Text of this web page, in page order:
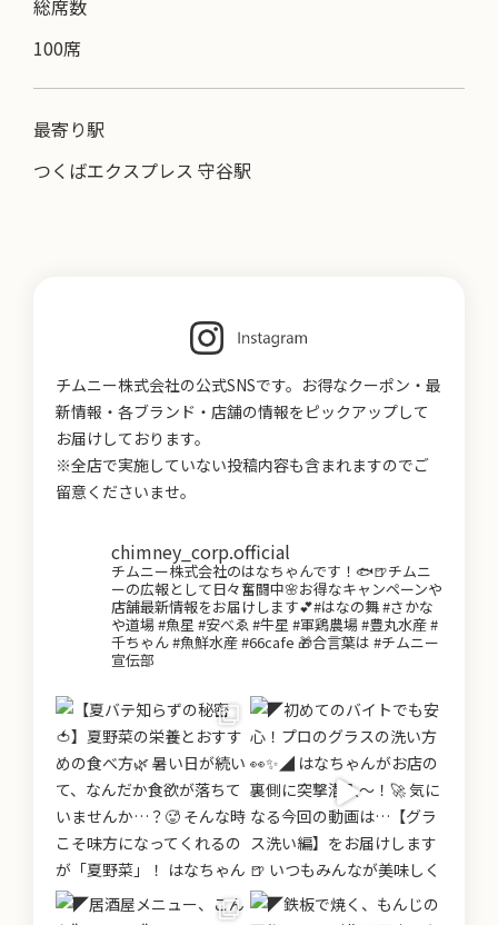
総席数
100席
最寄り駅
つくばエクスプレス 守谷駅
チムニー株式会社の公式SNSです。お得なクーポン・最
新情報・各ブランド・店舗の情報をピックアップして
お届けしております。
※全店で実施していない投稿内容も含まれますのでご
留意くださいませ。
chimney_corp.official
チムニー株式会社のはなちゃんです！🐟🍺チムニ
ーの広報として日々奮闘中🌸お得なキャンペーンや
店舗最新情報をお届けします💕#はなの舞 #さかな
や道場 #魚星 #安べゑ #牛星 #軍鶏農場 #豊丸水産 #
千ちゃん #魚鮮水産 #66cafe 🎁合言葉は #チムニー
宣伝部